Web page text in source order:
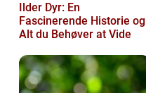
Ilder Dyr: En
Fascinerende Historie og
Alt du Behøver at Vide